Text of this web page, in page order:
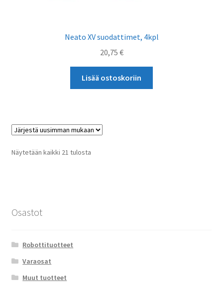
Neato XV suodattimet, 4kpl
20,75 €
Lisää ostoskoriin
Näytetään kaikki 21 tulostaSorted
Osastot
Robottituotteet
Varaosat
Muut tuotteet